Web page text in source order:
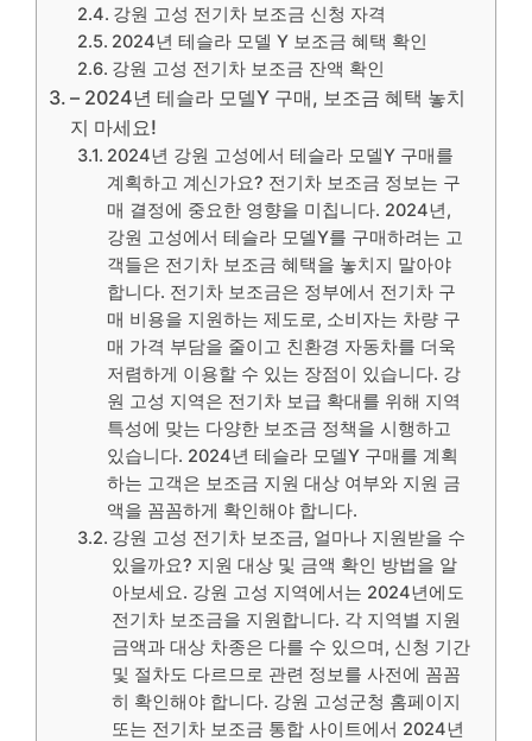
강원 고성 전기차 보조금 신청 자격
2024년 테슬라 모델 Y 보조금 혜택 확인
강원 고성 전기차 보조금 잔액 확인
– 2024년 테슬라 모델Y 구매, 보조금 혜택 놓치
지 마세요!
2024년 강원 고성에서 테슬라 모델Y 구매를
계획하고 계신가요? 전기차 보조금 정보는 구
매 결정에 중요한 영향을 미칩니다. 2024년,
강원 고성에서 테슬라 모델Y를 구매하려는 고
객들은 전기차 보조금 혜택을 놓치지 말아야
합니다. 전기차 보조금은 정부에서 전기차 구
매 비용을 지원하는 제도로, 소비자는 차량 구
매 가격 부담을 줄이고 친환경 자동차를 더욱
저렴하게 이용할 수 있는 장점이 있습니다. 강
원 고성 지역은 전기차 보급 확대를 위해 지역
특성에 맞는 다양한 보조금 정책을 시행하고
있습니다. 2024년 테슬라 모델Y 구매를 계획
하는 고객은 보조금 지원 대상 여부와 지원 금
액을 꼼꼼하게 확인해야 합니다.
강원 고성 전기차 보조금, 얼마나 지원받을 수
있을까요? 지원 대상 및 금액 확인 방법을 알
아보세요. 강원 고성 지역에서는 2024년에도
전기차 보조금을 지원합니다. 각 지역별 지원
금액과 대상 차종은 다를 수 있으며, 신청 기간
및 절차도 다르므로 관련 정보를 사전에 꼼꼼
히 확인해야 합니다. 강원 고성군청 홈페이지
또는 전기차 보조금 통합 사이트에서 2024년